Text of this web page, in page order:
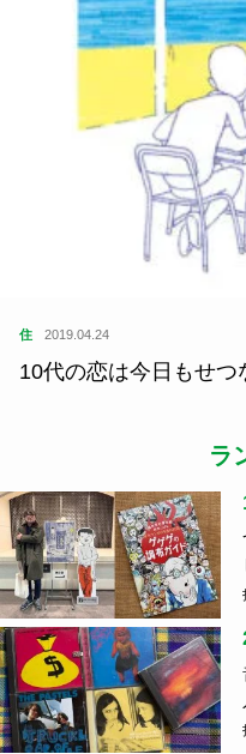
住 2019.04.24
10代の恋は今日もせつ
ラ